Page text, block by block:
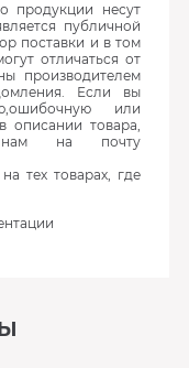
продукции несут
публичной
поставки и в том
отличаться от
производителем
Если вы
или
описании товара,
нам на почту
тех товарах, где